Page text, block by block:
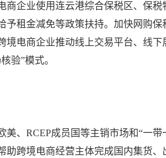
商企业使用连云港综合保税区、保
予租金减免等政策扶持。加快网购
境电商企业推动线上交易平台、线
验”模式。
美、RCEP成员国等主销市场和“一
跨境电商经营主体完成国内集货